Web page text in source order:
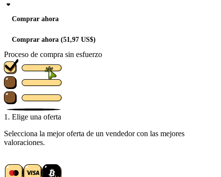
Comprar ahora
Comprar ahora (51,97 US$)
Proceso de compra sin esfuerzo
1. Elige una oferta
Selecciona la mejor oferta de un vendedor con las mejores
valoraciones.